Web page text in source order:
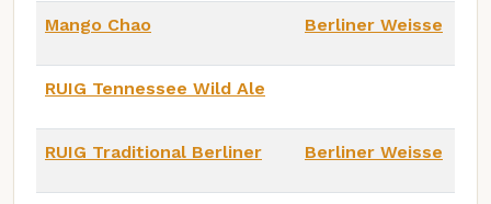
Mango Chao Berliner Weisse
RUIG Tennessee Wild Ale
RUIG Traditional Berliner Berliner Weisse